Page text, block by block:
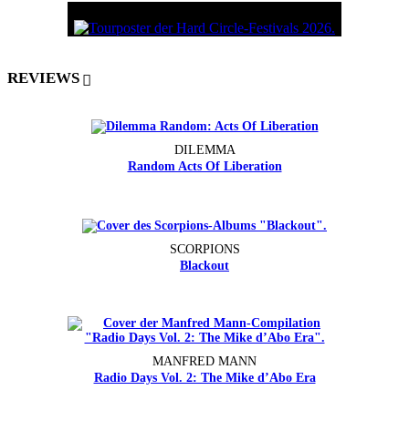
REVIEWS
DILEMMA
Random Acts Of Liberation
SCORPIONS
Blackout
MANFRED MANN
Radio Days Vol. 2: The Mike d’Abo Era